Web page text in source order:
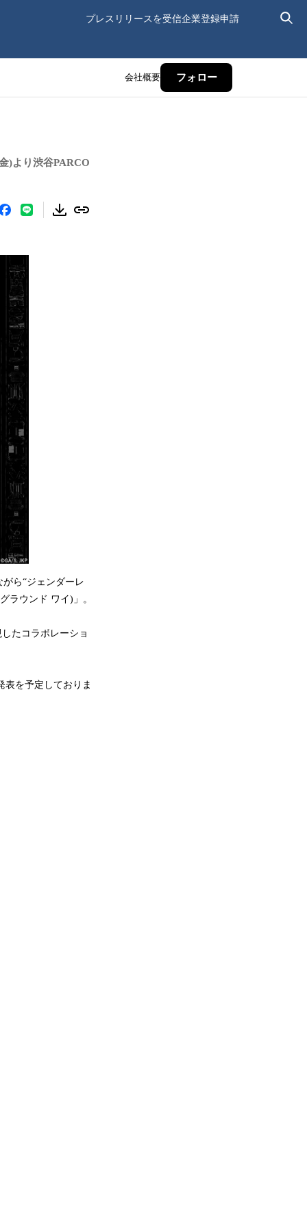
プレスリリースを受信企業登録申請
会社概要 フォロー
)より渋谷PARCO
ら“ジェンダーレ
ラウンド ワイ)」。
たコラボレーショ
表を予定しておりま